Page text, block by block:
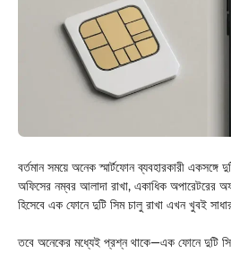
বর্তমান সময়ে অনেক স্মার্টফোন ব্যবহারকারী
অফিসের নম্বর আলাদা রাখা, একাধিক অপারেটরের
হিসেবে এক ফোনে দুটি সিম চালু রাখা এখন খুবই
তবে অনেকের মধ্যেই প্রশ্ন থাকে—এক ফোনে দুটি